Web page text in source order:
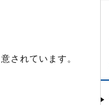
されています。